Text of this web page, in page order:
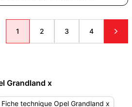
1 2 3 4
Grandland x
Fiche technique Opel Grandland x